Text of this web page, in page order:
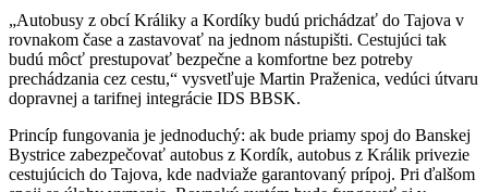
„Autobusy z obcí Králiky a Kordíky budú prichádzať do Tajova v
rovnakom čase a zastavovať na jednom nástupišti. Cestujúci tak
budú môcť prestupovať bezpečne a komfortne bez potreby
prechádzania cez cestu,“ vysvetľuje Martin Praženica, vedúci útvaru
dopravnej a tarifnej integrácie IDS BBSK.
Princíp fungovania je jednoduchý: ak bude priamy spoj do Banskej
Bystrice zabezpečovať autobus z Kordík, autobus z Králik privezie
cestujúcich do Tajova, kde nadviaže garantovaný prípoj. Pri ďalšom